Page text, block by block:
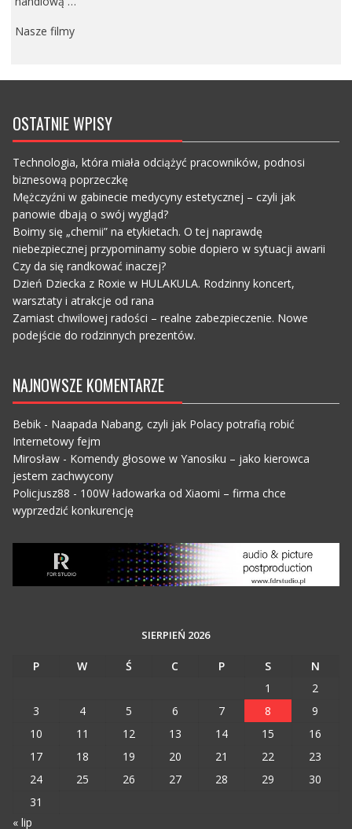
Nasze filmy
OSTATNIE WPISY
Technologia, która miała odciążyć pracowników, podnosi
biznesową poprzeczkę
Mężczyźni w gabinecie medycyny estetycznej – czyli jak
panowie dbają o swój wygląd?
Boimy się „chemii” na etykietach. O tej naprawdę
niebezpiecznej przypominamy sobie dopiero w sytuacji awarii
Czy da się randkować inaczej?
Dzień Dziecka z Roxie w HULAKULA. Rodzinny koncert,
warsztaty i atrakcje od rana
Zamiast chwilowej radości – realne zabezpieczenie. Nowe
podejście do rodzinnych prezentów.
NAJNOWSZE KOMENTARZE
Bebik- Naapada Nabang, czyli jak Polacy potrafią robić
Internetowy fejm
Mirosław- Komendy głosowe w Yanosiku – jako kierowca
jestem zachwycony
Policjusz88 - 100W ładowarka od Xiaomi – firma chce
wyprzedzić konkurencję
SIERPIEŃ 2026
P W Ś C P S
N
1
2
3
4 5 6 7 8
9
10
11 12 13 14 15
16
17
18 19 20 21 22
23
24
25 26 27 28 29
30
31
« lip